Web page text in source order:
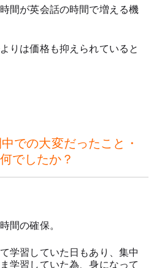
間が英会話の時間で増える機
りは価格も抑えられていると
での大変だったこと・
でしたか？
間の確保。
学習していた日もあり、集中
学習していた為、身になって